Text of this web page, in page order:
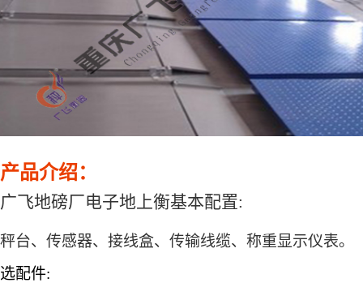
产品介绍：
广飞地磅厂电子地上衡基本配置:
秤台、传感器、接线盒、传输线缆、称重显示仪表。
选配件: